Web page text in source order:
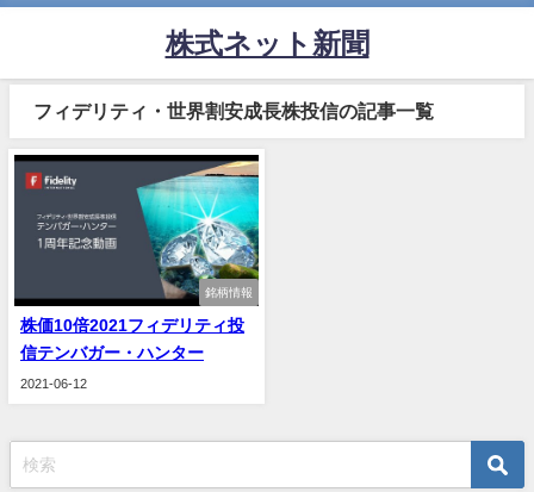
株式ネット新聞
フィデリティ・世界割安成長株投信の記事一覧
銘柄情報
株価10倍2021フィデリティ投
信テンバガー・ハンター
2021-06-12